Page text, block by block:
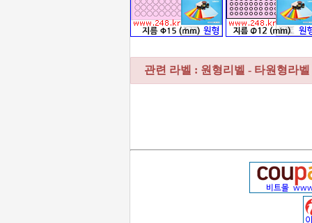
관련 라벨 : 원형리벨 - 타원형라벨